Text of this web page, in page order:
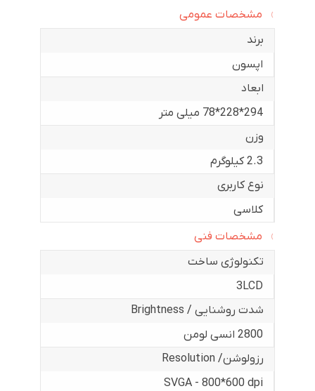
مشخصات عمومی
برند
اپسون
ابعاد
294*228*78 میلی متر
وزن
2.3 کیلوگرم
نوع کاربری
کلاسی
مشخصات فنی
تکنولوژی ساخت
3LCD
شدت روشنایی / Brightness
2800 انسی لومن
رزولوشن/ Resolution
SVGA - 800*600 dpi